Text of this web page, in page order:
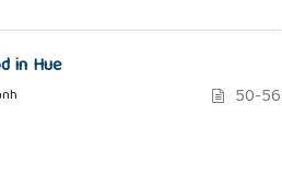
in Hue
50-56